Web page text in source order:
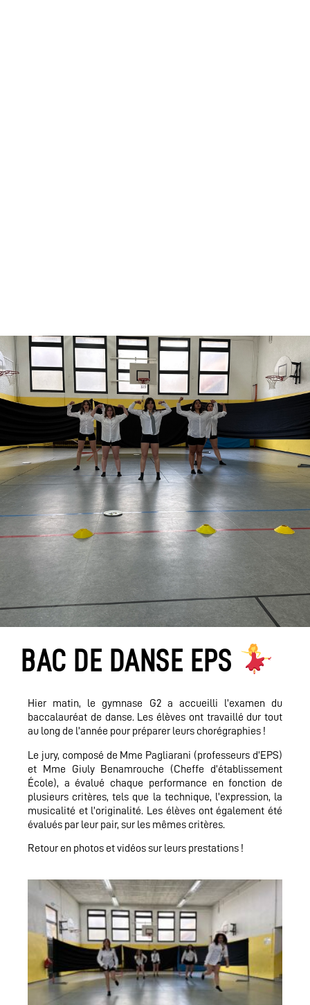
BAC DE DANSE EPS
Hier matin, le gymnase G2 a accueilli l’examen du
baccalauréat de danse. Les élèves ont travaillé dur tout
au long de l’année pour préparer leurs chorégraphies !
Le jury, composé de Mme Pagliarani (professeurs d’EPS)
et Mme Giuly Benamrouche (Cheffe d’établissement
École), a évalué chaque performance en fonction de
plusieurs critères, tels que la technique, l’expression, la
musicalité et l’originalité. Les élèves ont également été
évalués par leur pair, sur les mêmes critères.
Retour en photos et vidéos sur leurs prestations !